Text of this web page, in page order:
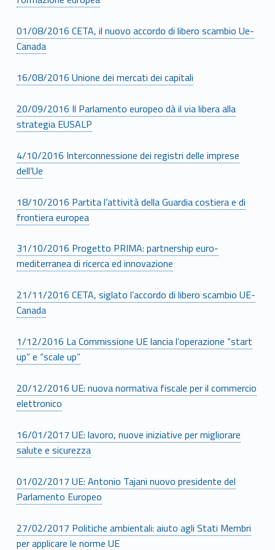
01/08/2016 CETA, il nuovo accordo di libero scambio Ue-
Canada
16/08/2016 Unione dei mercati dei capitali
20/09/2016 Il Parlamento europeo dà il via libera alla
strategia EUSALP
4/10/2016 Interconnessione dei registri delle imprese
dell’Ue
18/10/2016 Partita l’attività della Guardia costiera e di
frontiera europea
31/10/2016 Progetto PRIMA: partnership euro-
mediterranea di ricerca ed innovazione
21/11/2016 CETA, siglato l’accordo di libero scambio UE-
Canada
1/12/2016 La Commissione UE lancia l’operazione “start
up” e “scale up”
20/12/2016 UE: nuova normativa fiscale per il commercio
elettronico
16/01/2017 UE: lavoro, nuove iniziative per migliorare
salute e sicurezza
01/02/2017 UE: Antonio Tajani nuovo presidente del
Parlamento Europeo
27/02/2017 Politiche ambientali: aiuto agli Stati Membri
per applicare le norme UE